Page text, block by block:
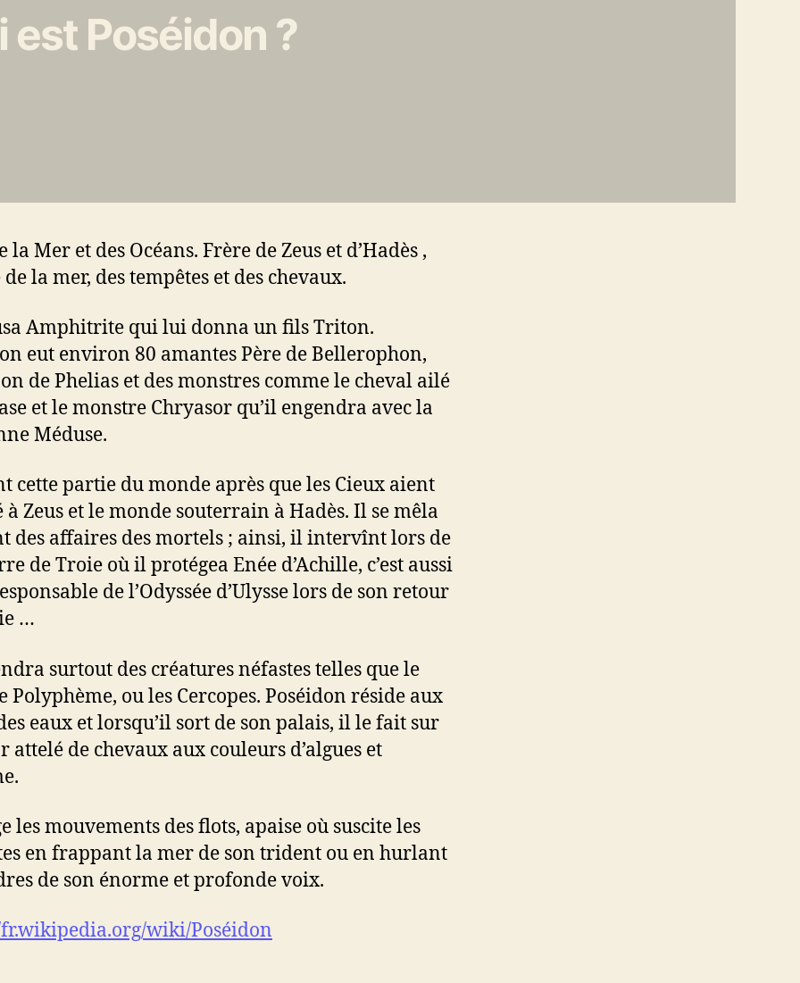
est Poséidon ?
la Mer et des Océans. Frère de Zeus et d’Hadès ,
la mer, des tempêtes et des chevaux.
Amphitrite qui lui donna un fils Triton.
eut environ 80 amantes Père de Bellerophon,
de Phelias et des monstres comme le cheval ailé
et le monstre Chryasor qu’il engendra avec la
Méduse.
cette partie du monde après que les Cieux aient
à Zeus et le monde souterrain à Hadès. Il se mêla
des affaires des mortels ; ainsi, il intervînt lors de
de Troie où il protégea Enée d’Achille, c’est aussi
de l’Odyssée d’Ulysse lors de son retour
…
surtout des créatures néfastes telles que le
Polyphème, ou les Cercopes. Poséidon réside aux
eaux et lorsqu’il sort de son palais, il le fait sur
attelé de chevaux aux couleurs d’algues et
les mouvements des flots, apaise où suscite les
en frappant la mer de son trident ou en hurlant
de son énorme et profonde voix.
wiki/Poséidon